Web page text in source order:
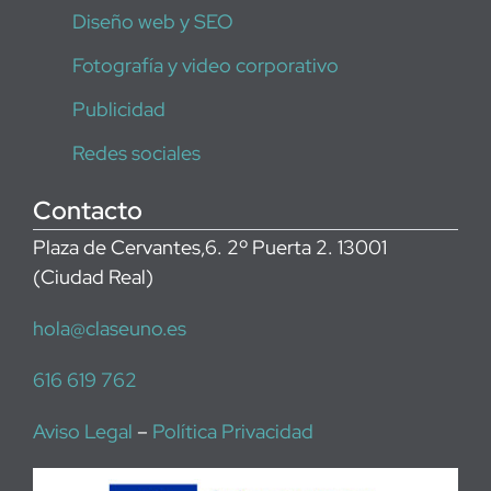
Diseño web y SEO
Fotografía y video corporativo
Publicidad
Redes sociales
Contacto
Plaza de Cervantes,6. 2º Puerta 2. 13001
(Ciudad Real)
hola@claseuno.es
616 619 762
Aviso Legal – Política Privacidad